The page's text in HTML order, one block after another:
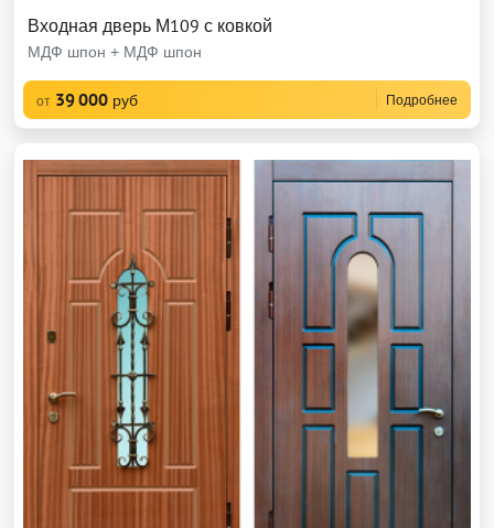
Входная дверь М109 с ковкой
МДФ шпон + МДФ шпон
от 39 000 руб Подробнее